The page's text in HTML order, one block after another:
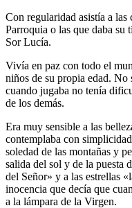
Con regularidad asistía a las
Parroquia o las que daba su
Sor Lucía.
Vivía en paz con todo el
niños de su propia edad.
cuando jugaba no tenía
de los demás.
Era muy sensible a las
contemplaba con
soledad de las montañas y
salida del sol y de la puesta
del Señor» y a las estrellas
inocencia que decía que
a la lámpara de la Virgen.